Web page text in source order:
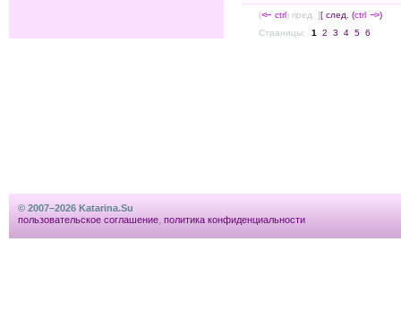
(<-- ctrl) пред. ][ след. (ctrl --> )
Страницы:
1 2 3 4 5 6
© 2007–2026 Katarina.Su
пользовательское соглашение политика конфиденциальности